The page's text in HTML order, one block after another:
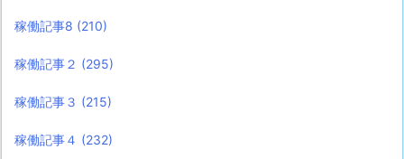
稼働記事8 (210)
稼働記事２ (295)
稼働記事３ (215)
稼働記事４ (232)